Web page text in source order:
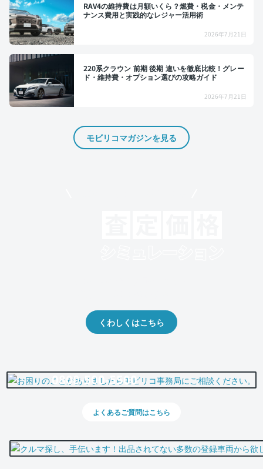
RAV4の維持費は月額いくら？燃費・税金・メンテ
ナンス費用と実践的なレジャー活用術
2026年7月21日
220系クラウン 前期 後期 違いを徹底比較！グレー
ド・維持費・オプション選びの攻略ガイド
2026年7月21日
モビリコマガジンを見る
くわしくはこちら
0800-500-5500
よくあるご質問はこちら